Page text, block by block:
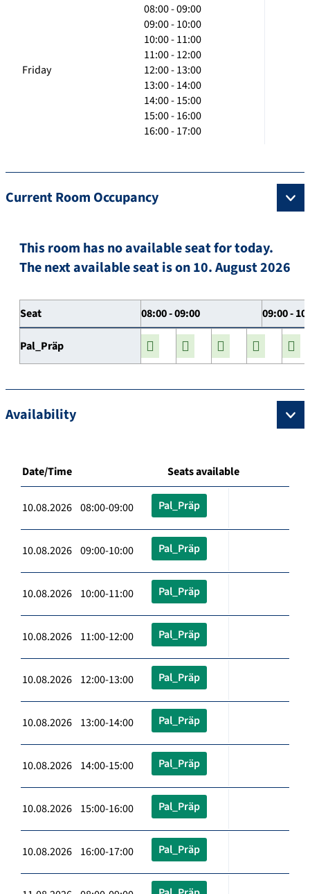
Friday
08:00 - 09:00
09:00 - 10:00
10:00 - 11:00
11:00 - 12:00
12:00 - 13:00
13:00 - 14:00
14:00 - 15:00
15:00 - 16:00
16:00 - 17:00
Current Room Occupancy
This room has no available seat for today.
The next available seat is on 10. August 2026
Seat 08:00 - 09:00 09:00 -
Pal_Präp
Availability
Date/Time Seats available
10.08.2026 08:00-09:00 Pal_Präp
10.08.2026 09:00-10:00 Pal_Präp
10.08.2026 10:00-11:00 Pal_Präp
10.08.2026 11:00-12:00 Pal_Präp
10.08.2026 12:00-13:00 Pal_Präp
10.08.2026 13:00-14:00 Pal_Präp
10.08.2026 14:00-15:00 Pal_Präp
10.08.2026 15:00-16:00 Pal_Präp
10.08.2026 16:00-17:00 Pal_Präp